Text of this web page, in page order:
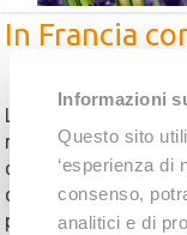
Informazioni
Questo sito
‘esperienza di
consenso,
analitici e di
In Francia
L’anno scorso
regioni della
ogni viaggio ha
diverse le une
passando per